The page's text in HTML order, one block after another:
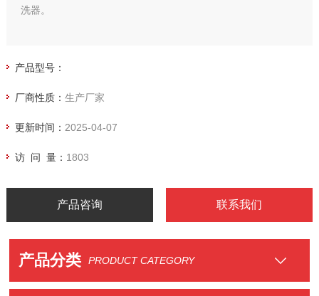
洗器。
产品型号：
厂商性质： 生产厂家
更新时间： 2025-04-07
访 问 量： 1803
产品咨询 联系我们
产品分类 PRODUCT CATEGORY